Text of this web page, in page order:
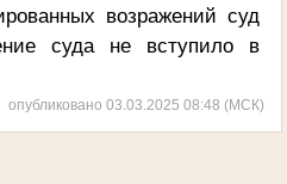
возражений суд
суда не вступило в
опубликовано 03.03.2025 08:48 (МСК)